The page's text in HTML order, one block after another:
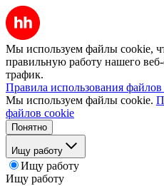
Мы используем файлы cookie,
правильную работу нашего веб-
трафик.
Правила использования
Мы используем файлы cookie.
файлов cookie
Понятно
Ищу работу
Ищу работу
Ищу работу